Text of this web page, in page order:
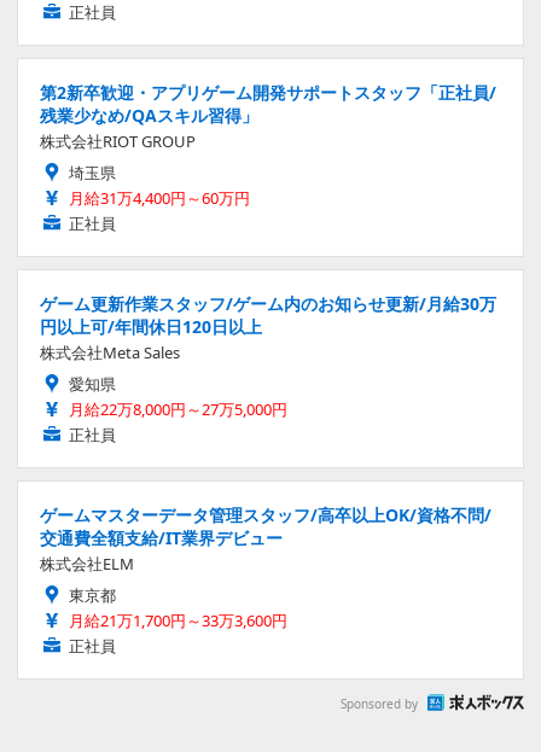
正社員
第2新卒歓迎・アプリゲーム開発サポートスタッフ「正社員/
残業少なめ/QAスキル習得」
株式会社RIOT GROUP
埼玉県
月給31万4,400円～60万円
正社員
ゲーム更新作業スタッフ/ゲーム内のお知らせ更新/月給30万
円以上可/年間休日120日以上
株式会社Meta Sales
愛知県
月給22万8,000円～27万5,000円
正社員
ゲームマスターデータ管理スタッフ/高卒以上OK/資格不問/
交通費全額支給/IT業界デビュー
株式会社ELM
東京都
月給21万1,700円～33万3,600円
正社員
Sponsored by